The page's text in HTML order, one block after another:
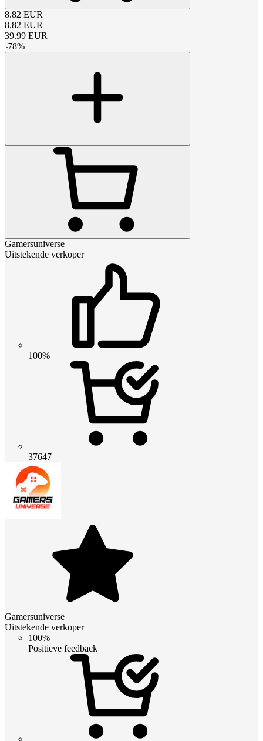
8.82 EUR
8.82 EUR
39.99 EUR
-78%
Gamersuniverse
Uitstekende verkoper
100%
37647
Gamersuniverse
Uitstekende verkoper
100%
Positieve feedback